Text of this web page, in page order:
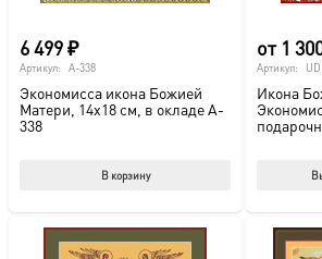
6 499₽
Артикул: A-338
Экономисса икона Божией
Матери, 14х18 см, в окладе A-
338
В корзину
от 1
Артикул:
Икона